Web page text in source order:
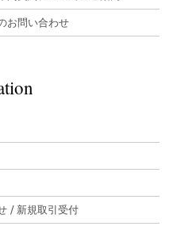
お問い合わせ
/ 新規取引受付